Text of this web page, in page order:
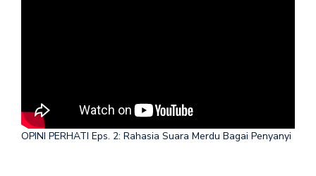
OPINI PERHATI Eps. 2: Rahasia Suara Merdu Bagai Penyanyi